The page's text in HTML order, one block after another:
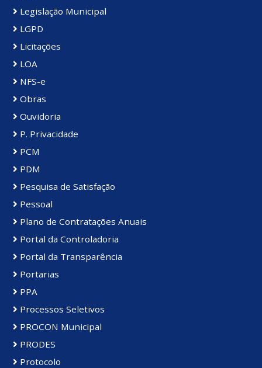
Legislação Municipal
LGPD
Licitações
LOA
NFS-e
Obras
Ouvidoria
P. Privacidade
PCM
PDM
Pesquisa de Satisfação
Pessoal
Plano de Contratações Anuais
Portal da Controladoria
Portal da Transparência
Portarias
PPA
Processos Seletivos
PROCON Municipal
PRODES
Protocolo